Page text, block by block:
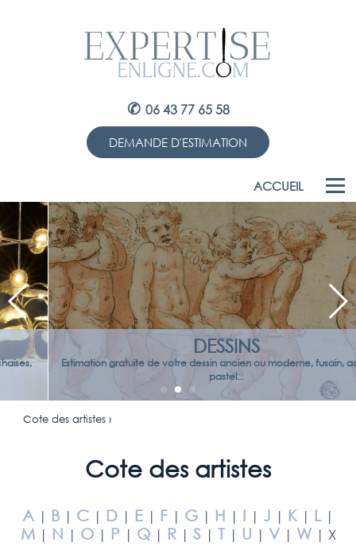
✆ 06 43 77 65 58
DEMANDE D'ESTIMATION
ACCUEIL
DESSINS
Estimation gratuite de votre dessin ancien ou moderne, fusain, aquarelle,
pastel...
Cote des artistes ›
Cote des artistes
A | B | C | D | E | F | G | H | I | J | K | L|
M| N | O| P| Q| R| S| T| U | V| W| X